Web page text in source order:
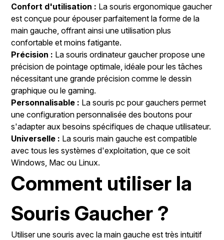
Confort d'utilisation : La souris ergonomique gaucher
est conçue pour épouser parfaitement la forme de la
main gauche, offrant ainsi une utilisation plus
confortable et moins fatigante.
Précision : La souris ordinateur gaucher propose une
précision de pointage optimale, idéale pour les tâches
nécessitant une grande précision comme le dessin
graphique ou le gaming.
Personnalisable : La souris pc pour gauchers permet
une configuration personnalisée des boutons pour
s'adapter aux besoins spécifiques de chaque utilisateur.
Universelle : La souris main gauche est compatible
avec tous les systèmes d'exploitation, que ce soit
Windows, Mac ou Linux.
Comment utiliser la
Souris Gaucher ?
Utiliser une souris avec la main gauche est très intuitif